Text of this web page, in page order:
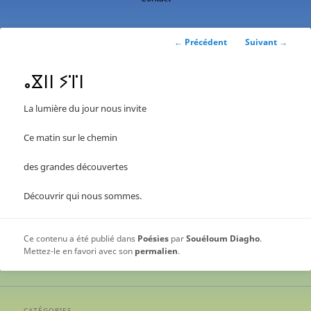
Navigation
← Précédent Suivant →
ⴰⴵⵏⵏ ⵢⴶⵏ
La lumière du jour nous invite
Ce matin sur le chemin
des grandes découvertes
Découvrir qui nous sommes.
Ce contenu a été publié dans Poésies parSouéloum Diagho.
Mettez-le en favori avec son permalien.